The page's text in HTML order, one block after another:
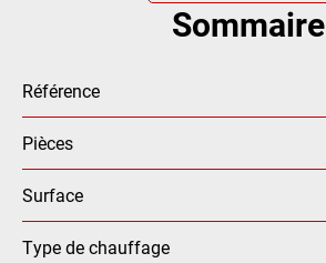
Sommaire
Référence
Pièces
Surface
Type de chauffage